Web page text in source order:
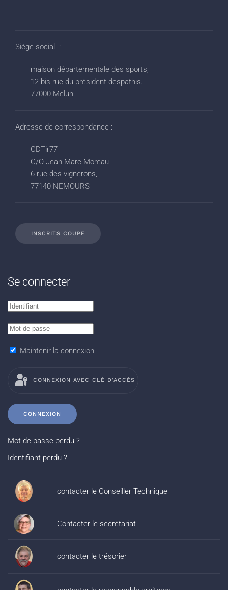
Siège social :
maison départementale des sports,
12 bis rue du président despathis.
77000 Melun.
Adresse de correspondance :
CDTir77
C/O Jean-Marc Moreau
6 rue des vignerons,
77140 NEMOURS
INSCRITS COUPE
Se connecter
Maintenir la connexion
CONNEXION AVEC CLÉ D'ACCÈS
CONNEXION
Mot de passe perdu ?
Identifiant perdu ?
contacter le Conseiller Technique
Contacter le secrétariat
contacter le trésorier